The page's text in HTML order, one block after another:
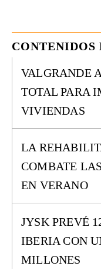
CONTENIDOS
VALGRANDE
TOTAL PARA
VIVIENDAS
LA
COMBATE
EN VERANO
JYSK PREVÉ
IBERIA CON
MILLONES